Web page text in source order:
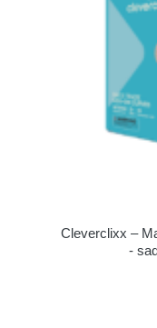
Cleverclixx –
-